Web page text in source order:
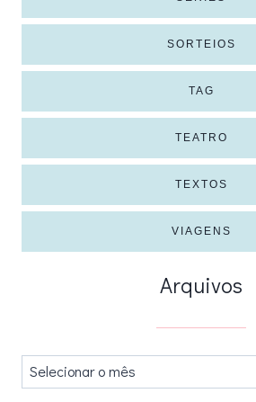
SORTEIOS
TAG
TEATRO
TEXTOS
VIAGENS
Arquivos
Arquivos